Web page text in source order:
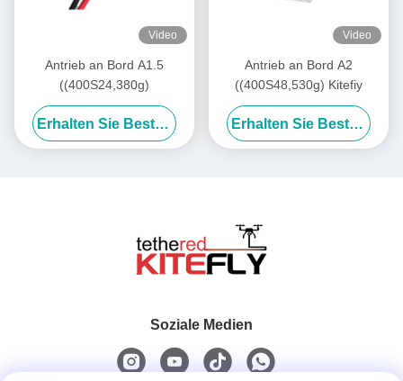
Video
Antrieb an Bord A1.5
((400S24,380g)
Erhalten Sie Besten Preis
Video
Antrieb an Bord A2
((400S48,530g) Kitefiy
Erhalten Sie Besten Preis
Soziale Medien